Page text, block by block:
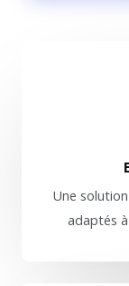
Une
adaptés